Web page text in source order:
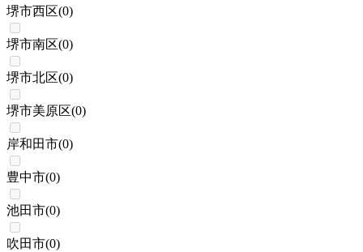
堺市西区(0)
堺市南区(0)
堺市北区(0)
堺市美原区(0)
岸和田市(0)
豊中市(0)
池田市(0)
吹田市(0)